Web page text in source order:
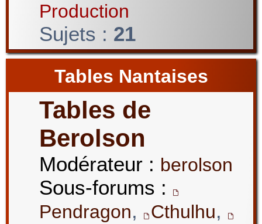
Production
Sujets : 21
Tables Nantaises
Tables de
Berolson
Modérateur : berolson
Sous-forums :
Pendragon, Cthulhu,